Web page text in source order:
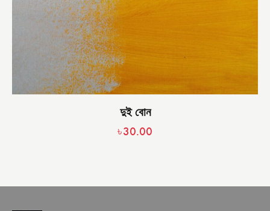
দুই বোন
৳30.00